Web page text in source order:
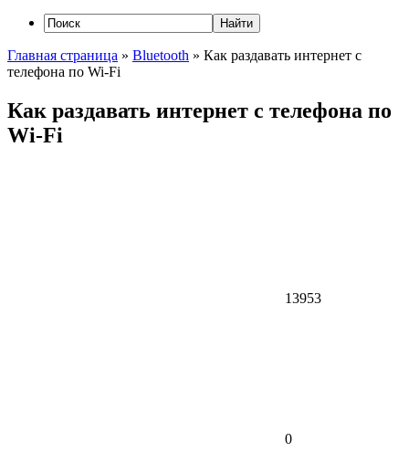
Главная страница » Bluetooth » Как раздавать интернет с
телефона по Wi-Fi
Как раздавать интернет с телефона по
Wi-Fi
13953
0